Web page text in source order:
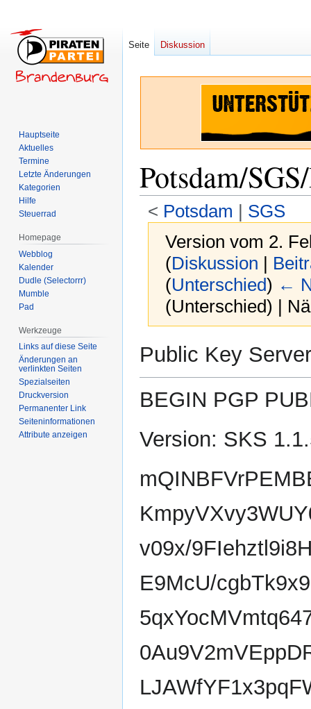
Potsdam/
< Potsdam ‎ | SGS
Version vom 2.
(Diskussion |
(Unterschied) ←
(Unterschied) |
Navigation
springen
Suche
springen
Public Key
BEGIN PGP
Version: SKS
v09x/
E9McU/
Seite Diskussion
Hauptseite
Aktuelles
Termine
Letzte Änderungen
Kategorien
Hilfe
Steuerrad
Homepage
Webblog
Kalender
Dudle (Selectorrr)
Mumble
Pad
Werkzeuge
Links auf diese Seite
Änderungen an
verlinkten Seiten
Spezialseiten
Druckversion
Permanenter Link
Seiten­­informationen
Attribute anzeigen